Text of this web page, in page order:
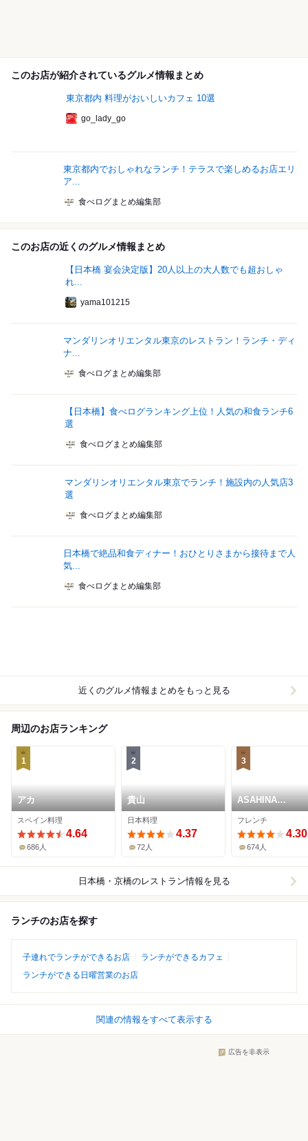
このお店が紹介されているグルメ情報まとめ
東京都内 料理がおいしいカフェ 10選
go_lady_go
東京都内でおしゃれなランチ！テラスで楽しめるお店エリ
ア...
食べログまとめ編集部
このお店の近くのグルメ情報まとめ
【日本橋 宴会決定版】20人以上の大人数でも超おしゃ
れ...
yama101215
マンダリンオリエンタル東京のレストラン！ランチ・ディ
ナ...
食べログまとめ編集部
【日本橋】食べログランキング上位！人気の和食ランチ6
選
食べログまとめ編集部
マンダリンオリエンタル東京でランチ！施設内の人気店3
選
食べログまとめ編集部
日本橋で絶品和食ディナー！おひとりさまから接待まで人
気...
食べログまとめ編集部
近くのグルメ情報まとめをもっと見る
周辺のお店ランキング
1
アカ
スペイン料理
4.64
686人
2
貴山
日本料理
4.37
72人
3
ASAHINA
Gastronome
フレンチ
4.30
674人
日本橋・京橋のレストラン情報を見る
ランチのお店を探す
子連れでランチができるお店
ランチができるカフェ
ランチができる日曜営業のお店
関連の情報をすべて表示する
広告を非表示